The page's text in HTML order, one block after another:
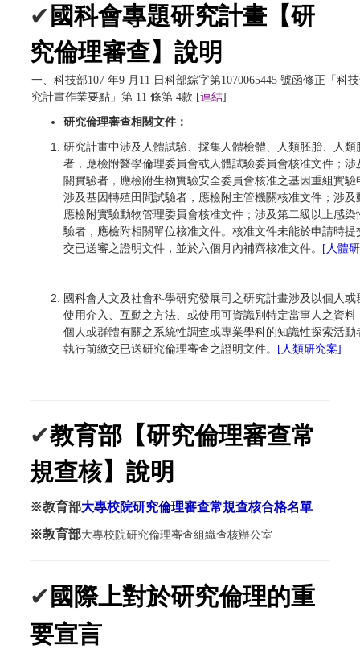
✔ 國科會專題研究計畫【研
究倫理審查】說明
一、科技部107 年9 月11 日科部綜字第1070065445 號函修正「科
究計畫作業要點」第 11 條第 4款 [連結]
研究倫理審查相關文件：
研究計畫中涉及人體試驗、採集人體檢體、人類胚胎、人類
者，應檢附醫學倫理委員會或人體試驗委員會核准文件；涉
關實驗者，應檢附生物實驗安全委員會核准之基因重組實驗
涉及基因轉殖田間試驗者，應檢附主管機關核准文件；涉及
應檢附實驗動物管理委員會核准文件；涉及第二級以上感染
驗者，應檢附相關單位核准文件。核准文件未能於申請時提
交已送審之證明文件，並於六個月內補齊核准文件。
[人體
國科會人文及社會科學研究發展司之研究計畫涉及以個人或
使用介入、互動之方法、或使用可資識別特定當事人之資料
個人或群體有關之系統性調查或專業學科的知識性探索活動
執行前繳交已送研究倫理審查之證明文件。
[人類研究案]
✔教育部【研究倫理審查常
規查核】說明
※教育部大專校院研究倫理審查常規查核合格名單
※教育部大專校院研究倫理審查組織查核辦公室
✔ 國際上對於研究倫理的重
要宣言